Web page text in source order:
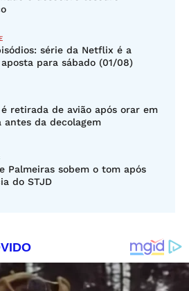
série da Netflix é a
para sábado (01/08)
retirada de avião após orar em
antes da decolagem
Palmeiras sobem o tom após
do STJD